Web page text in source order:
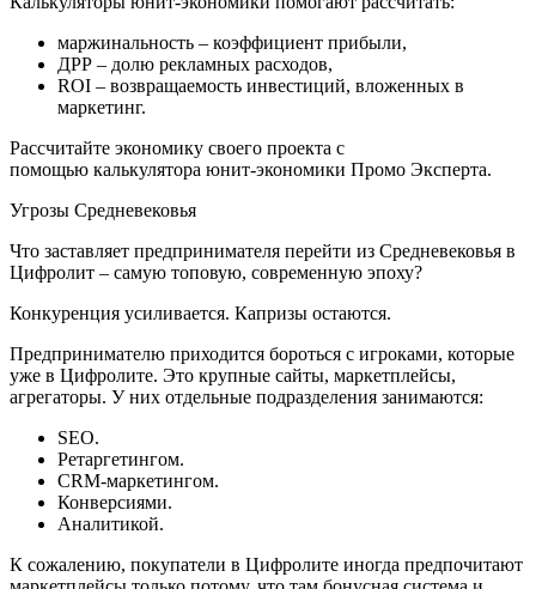
маржинальность – коэффициент прибыли,
ДРР – долю рекламных расходов,
ROI – возвращаемость инвестиций, вложенных в
маркетинг.
Рассчитайте экономику своего проекта с
помощью калькулятора юнит-экономики Промо Эксперта.
Угрозы Средневековья
Что заставляет предпринимателя перейти из Средневековья в
Цифролит – самую топовую, современную эпоху?
Конкуренция усиливается. Капризы остаются.
Предпринимателю приходится бороться с игроками, которые
уже в Цифролите. Это крупные сайты, маркетплейсы,
агрегаторы. У них отдельные подразделения занимаются:
SEO.
Ретаргетингом.
CRM-маркетингом.
Конверсиями.
Аналитикой.
К сожалению, покупатели в Цифролите иногда предпочитают